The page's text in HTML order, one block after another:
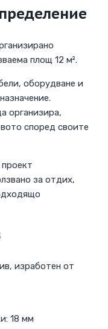
площ 12 м².
оборудване и
организира,
според своите
за отдих,
изработен от
18 мм